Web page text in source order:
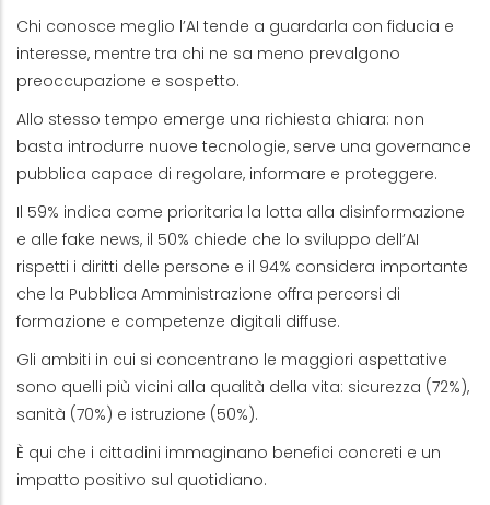
Chi conosce meglio l’AI tende a guardarla con fiducia e
interesse, mentre tra chi ne sa meno prevalgono
preoccupazione e sospetto.
Allo stesso tempo emerge una richiesta chiara: non
basta introdurre nuove tecnologie, serve una governance
pubblica capace di regolare, informare e proteggere.
Il 59% indica come prioritaria la lotta alla disinformazione
e alle fake news, il 50% chiede che lo sviluppo dell’AI
rispetti i diritti delle persone e il 94% considera importante
che la Pubblica Amministrazione offra percorsi di
formazione e competenze digitali diffuse.
Gli ambiti in cui si concentrano le maggiori aspettative
sono quelli più vicini alla qualità della vita: sicurezza (72%),
sanità (70%) e istruzione (50%).
È qui che i cittadini immaginano benefici concreti e un
impatto positivo sul quotidiano.